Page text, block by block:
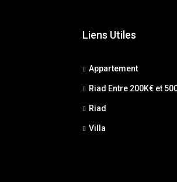
Liens Utiles
Appartement
Riad Entre 200K€ et
Riad
Villa